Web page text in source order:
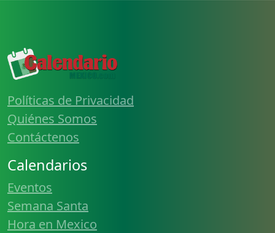
Políticas de Privacidad
Quiénes Somos
Contáctenos
Calendarios
Eventos
Semana Santa
Hora en Mexico